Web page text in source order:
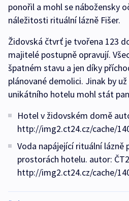
ponořil a mohl se nábožensky
náležitosti rituální lázně Fišer.
Židovská čtvrť je tvořena 123
majitelé postupně opravují.
špatném stavu a jen díky
plánované demolici. Jinak by
unikátního hotelu mohl stát
Hotel v židovském domě
http://img2.ct24.cz/cache/
Voda napájející rituální lázně
prostorách hotelu. autor:
http://img2.ct24.cz/cache/